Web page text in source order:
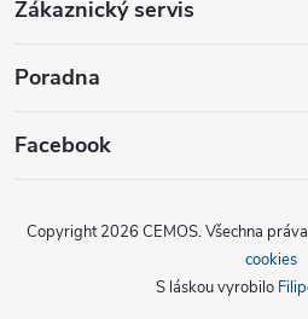
Zákaznický servis
Poradna
Facebook
Copyright 2026 CEMOS. Všechna
cookies
S láskou vyrobilo